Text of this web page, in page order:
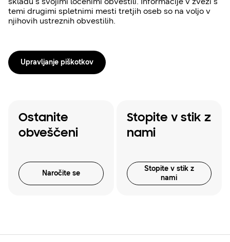
temi drugimi spletnimi mesti tretjih oseb so na voljo v
njihovih ustreznih obvestilih.
Upravljanje piškotkov
Ostanite
obveščeni
Naročite se
Stopite v stik z
nami
Stopite v stik z
nami